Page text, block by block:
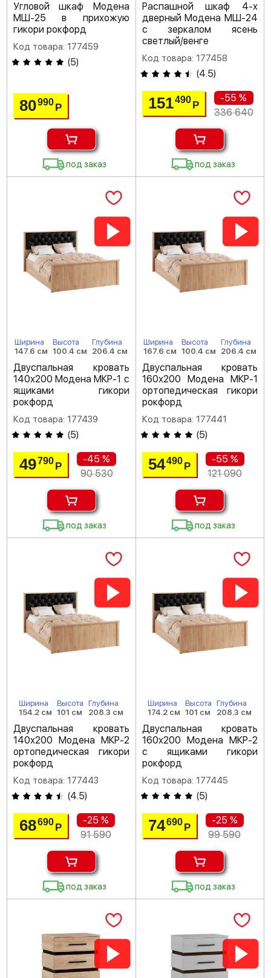
Угловой шкаф Модена
МШ-25 в прихожую
гикори рокфорд
Код товара: 177459
(5)
80990Р
под заказ
Распашной шкаф 4-х
дверный Модена МШ-24
с зеркалом ясень
светлый/венге
Код товара: 177458
(4.5)
151490 Р
-55 %
336 640
под заказ
Ширина
147.6 см
Высота
100.4 см
Глубина
206.4 см
Двуспальная кровать
140х200 Модена МКР-1 с
ящиками гикори
рокфорд
Код товара: 177439
(5)
49790Р
-45 %
90 530
под заказ
Ширина
167.6 см
Высота
100.4 см
Глубина
206.4 см
Двуспальная кровать
160х200 Модена МКР-1
ортопедическая гикори
рокфорд
Код товара: 177441
(5)
54490 Р
-55 %
121 090
под заказ
Ширина
154.2 см
Высота
101 см
Глубина
208.3 см
Двуспальная кровать
140х200 Модена МКР-2
ортопедическая гикори
рокфорд
Код товара: 177443
(4.5)
68690Р
-25 %
91 590
под заказ
Ширина
174.2 см
Высота
101 см
Глубина
208.3 см
Двуспальная кровать
160х200 Модена МКР-2
с ящиками гикори
рокфорд
Код товара: 177445
(5)
74690 Р
-25 %
99 590
под заказ